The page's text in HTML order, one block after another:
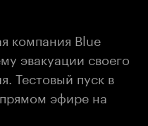
компания Blue
эвакуации своего
Тестовый пуск в
эфире на